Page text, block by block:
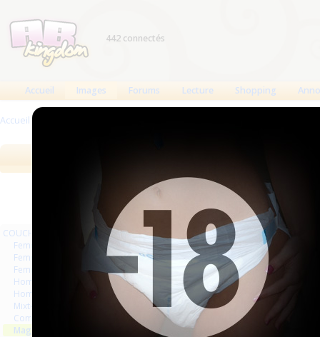
442 connectés
Accueil Images Forums Lecture Shopping
Accueil >
COUCHES
Femmes
Femmes séries et rafales
Femmes vintage
Hommes séries et rafales
Hommes
Mixte
Commercial
Magazines Livres